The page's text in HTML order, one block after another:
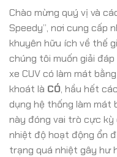
Chào mừng quý vị và
Speedy”, nơi cung cấp
khuyên hữu ích về thế
chúng tôi muốn giải
xe CUV có làm mát
khoát là CÓ, hầu hết
dụng hệ thống làm mát
này đóng vai trò cực
nhiệt độ hoạt động ổn
trạng quá nhiệt gây hư